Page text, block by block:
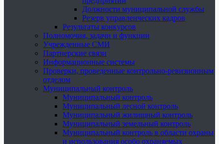
Должности муниципальной службы
Резерв управленческих кадров
Результаты конкурсов
Полномочия, задачи и функции
Учрежденные СМИ
Партнерские связи
Информационные системы
Проверки, проведенные контрольно-ревизионным
отделом
Муниципальный контроль
Муниципальный контроль
Муниципальный лесной контроль
Муниципальный жилищный контроль
Муниципальный земельный контроль
Муниципальный контроль в области охраны
и использования особо охраняемых